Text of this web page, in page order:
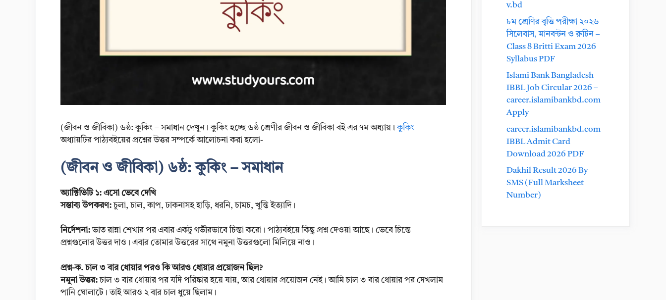
(জীবন ও জীবিকা) ৬ষ্ঠ: কুকিং – সমাধান দেখুন। কুকিং হচ্ছে ৬ষ্ঠ শ্রেণীর জীবন ও জীবিকা বই এর ৭ম অধ্যায়।কুকিং
অধ্যায়টির পাঠ্যবইয়ের প্রশ্নের উত্তর সম্পর্কে আলোচনা করা হলো-
(জীবন ও জীবিকা) ৬ষ্ঠ: কুকিং – সমাধান
অ্যাক্টিভিটি ১: এসো ভেবে দেখি
সম্ভাব্য উপকরণ:চুলা, চাল, কাপ, ঢাকনাসহ হাড়ি, ধরনি, চামচ, খুন্তি ইত্যাদি।
নির্দেশনা:ভাত রান্না শেখার পর এবার একটু গভীরভাবে চিন্তা করো। পাঠ্যবইয়ে কিছু প্রশ্ন দেওয়া আছে। ভেবে চিন্তে
প্রশ্নগুলোর উত্তর দাও। এবার তোমার উত্তরের সাথে নমুনা উত্তরগুলো মিলিয়ে নাও।
প্রশ্ন-ক. চাল ৩ বার ধোয়ার পরও কি আরও ধোয়ার প্রয়োজন ছিল?
নমুনা উত্তর:চাল ৩ বার ধোয়ার পর যদি পরিষ্কার হয়ে যায়, আর ধোয়ার প্রয়োজন নেই। আমি চাল ৩ বার ধোয়ার পর দেখলাম
পানি ঘোলাটে। তাই আরও ২ বার চাল ধুয়ে ছিলাম।
v.bd
৮ম শ্রেণির বৃত্তি পরীক্ষা ২০২৬
সিলেবাস, মানবন্টন ও রুটিন –
Class 8 Britti Exam 2026
Syllabus PDF
Islami Bank Bangladesh
IBBL Job Circular 2026 –
career.islamibankbd.com
Apply
career.islamibankbd.com
IBBL Admit Card
Download 2026 PDF
Dakhil Result 2026 By
SMS (Full Marksheet
Number)